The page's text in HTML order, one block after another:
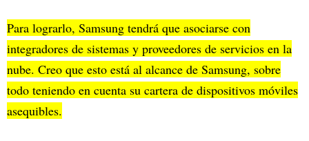
Para lograrlo, Samsung tendrá que asociarse con
integradores de sistemas y proveedores de servicios en la
nube. Creo que esto está al alcance de Samsung, sobre
todo teniendo en cuenta su cartera de dispositivos móviles
asequibles.